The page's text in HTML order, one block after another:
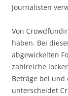
Journalisten
Von
haben. Bei
abgewickelten
zahlreiche
Beträge bei und
unterscheidet